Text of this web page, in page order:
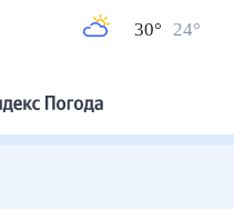
30° 24°